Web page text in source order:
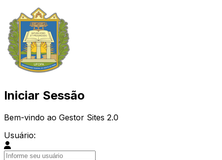
Iniciar Sessão
Bem-vindo ao Gestor Sites 2.0
Usuário: